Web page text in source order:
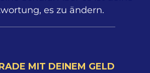
es zu ändern.
MIT DEINEM GELD